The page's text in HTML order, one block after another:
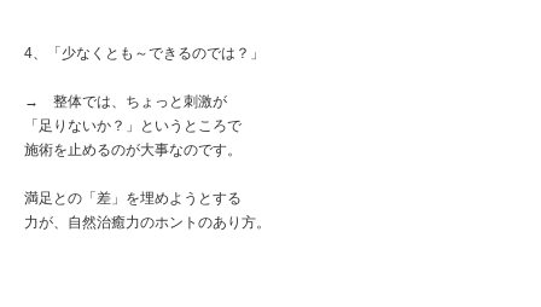
4、「少なくとも～できるのでは？」
→ 整体では、ちょっと刺激が
「足りないか？」というところで
施術を止めるのが大事なのです。
満足との「差」を埋めようとする
力が、自然治癒力のホントのあり方。